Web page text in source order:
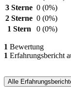
3 Sterne 0 (0%)
2 Sterne 0 (0%)
1 Stern
0 (0%)
1 Bewertung
1 Erfahrungsbericht
Alle